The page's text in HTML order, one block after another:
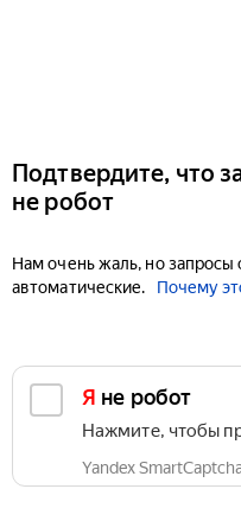
Подтвердите, что
не робот
Нам очень жаль, но запросы
автоматические.
Почему
Я не робот
Нажмите, чтобы
Yandex